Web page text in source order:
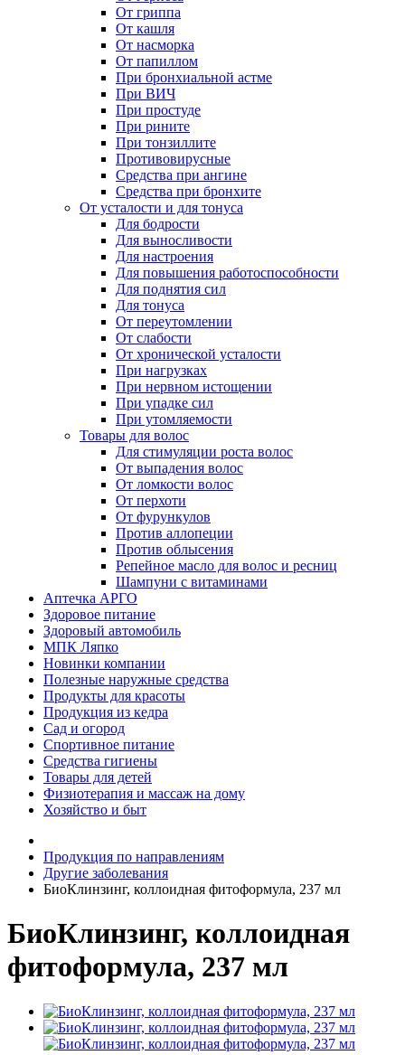
От гриппа
От кашля
От насморка
От папиллом
При бронхиальной астме
При ВИЧ
При простуде
При рините
При тонзиллите
Противовирусные
Средства при ангине
Средства при бронхите
От усталости и для тонуса
Для бодрости
Для выносливости
Для настроения
Для повышения работоспособности
Для поднятия сил
Для тонуса
От переутомлении
От слабости
От хронической усталости
При нагрузках
При нервном истощении
При упадке сил
При утомляемости
Товары для волос
Для стимуляции роста волос
От выпадения волос
От ломкости волос
От перхоти
От фурункулов
Против аллопеции
Против облысения
Репейное масло для волос и ресниц
Шампуни с витаминами
Аптечка АРГО
Здоровое питание
Здоровый автомобиль
МПК Ляпко
Новинки компании
Полезные наружные средства
Продукты для красоты
Продукция из кедра
Сад и огород
Спортивное питание
Средства гигиены
Товары для детей
Физиотерапия и массаж на дому
Хозяйство и быт
Продукция по направлениям
Другие заболевания
БиоКлинзинг, коллоидная фитоформула, 237 мл
БиоКлинзинг, коллоидная
фитоформула, 237 мл